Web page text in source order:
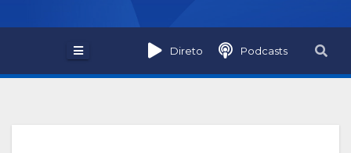
Direto Podcasts